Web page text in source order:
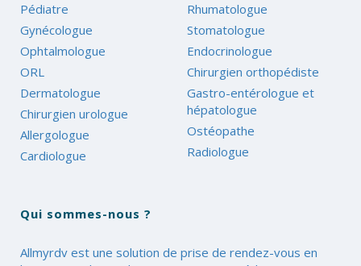
Pédiatre
Gynécologue
Ophtalmologue
ORL
Dermatologue
Chirurgien urologue
Allergologue
Cardiologue
Rhumatologue
Stomatologue
Endocrinologue
Chirurgien orthopédiste
Gastro-entérologue et
hépatologue
Ostéopathe
Radiologue
Qui sommes-nous ?
Allmyrdv est une solution de prise de rendez-vous en